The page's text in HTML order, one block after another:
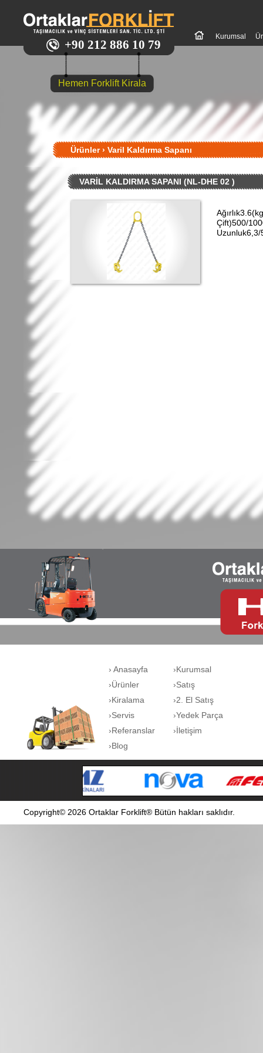
+90 212 886 10 79
Hemen Forklift Kirala
Kurumsal
Ürünler› Varil Kaldırma Sapanı
VARİL KALDIRMA SAPANI (NL-DHE 02 )
Çift)500/
› Anasayfa
›Kurumsal
›Ürünler
›Satış
›Kiralama
›2. El Satış
›Servis
›Yedek Parça
›Referanslar
›İletişim
›Blog
Copyright© 2026 Ortaklar Forklift® Bütün hakları saklıdır.